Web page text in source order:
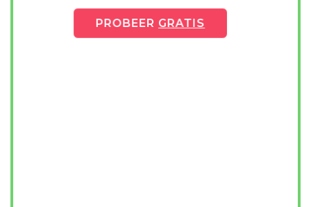
PROBEER GRATIS